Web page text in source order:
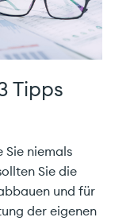
Tipps
Sie niemals
Sie die
und für
der eigenen
691 88 88